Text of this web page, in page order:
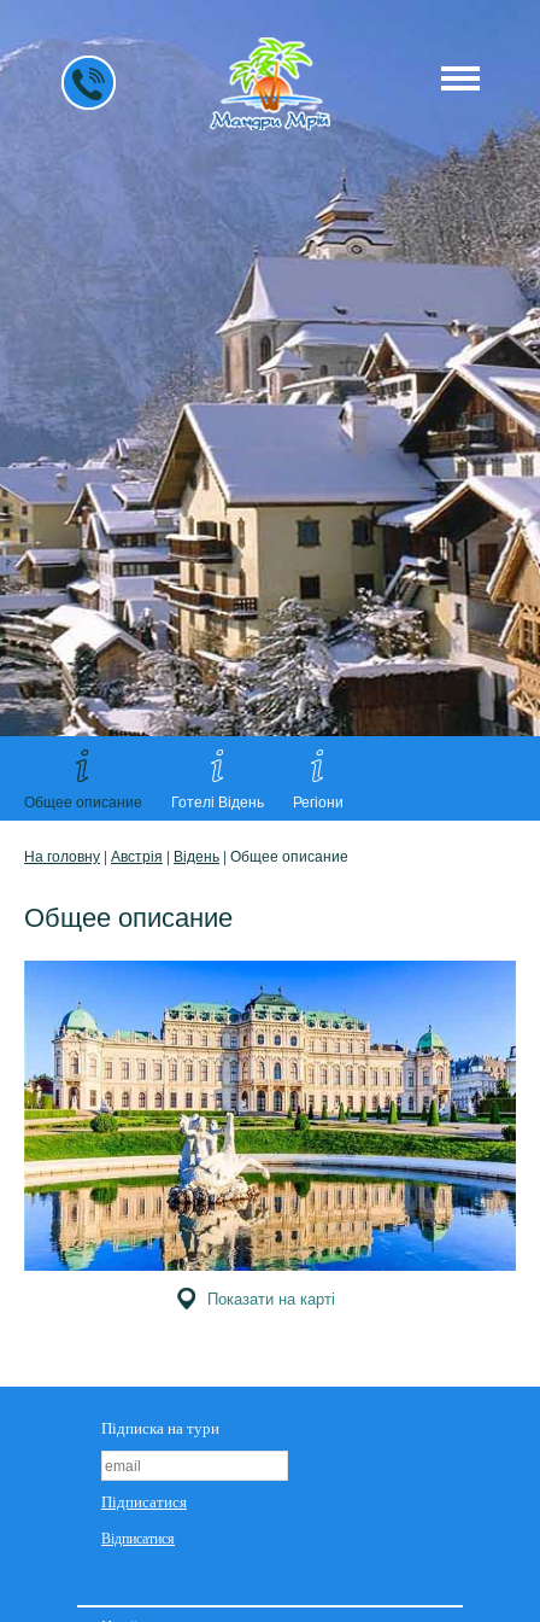
Общее описание Готелі Відень Регіони
На головну | Австрія | Відень | Общее описание
Общее описание
Показати на карті